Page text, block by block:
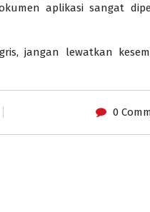
aplikasi sangat
jangan lewatkan
0